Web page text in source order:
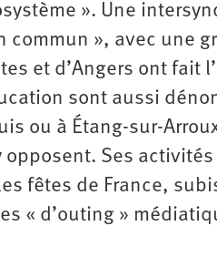
». Une
», avec une
et d’Angers ont fait
sont aussi
ou à Étang-sur-
opposent. Ses
fêtes de France,
« d’outing »